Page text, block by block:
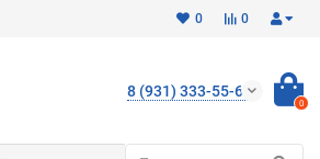
0
0
8 (931) 333-55-65
0